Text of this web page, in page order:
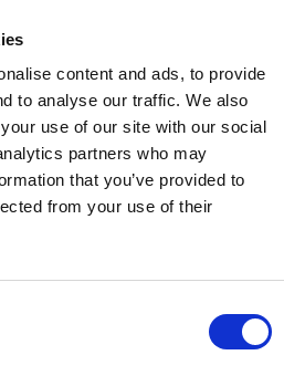
content and ads, to provide
to analyse our traffic. We also
use of our site with our social
partners who may
that you’ve provided to
from your use of their